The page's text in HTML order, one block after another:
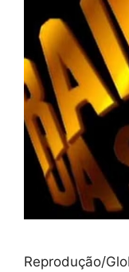
Reprodução/